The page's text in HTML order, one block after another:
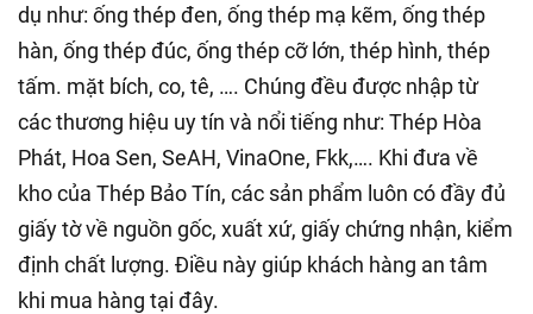
dụ như: ống thép đen, ống thép mạ kẽm, ống thép
hàn, ống thép đúc, ống thép cỡ lớn, thép hình, thép
tấm. mặt bích, co, tê, …. Chúng đều được nhập từ
các thương hiệu uy tín và nổi tiếng như: Thép Hòa
Phát, Hoa Sen, SeAH, VinaOne, Fkk,…. Khi đưa về
kho của Thép Bảo Tín, các sản phẩm luôn có đầy đủ
giấy tờ về nguồn gốc, xuất xứ, giấy chứng nhận, kiểm
định chất lượng. Điều này giúp khách hàng an tâm
khi mua hàng tại đây.